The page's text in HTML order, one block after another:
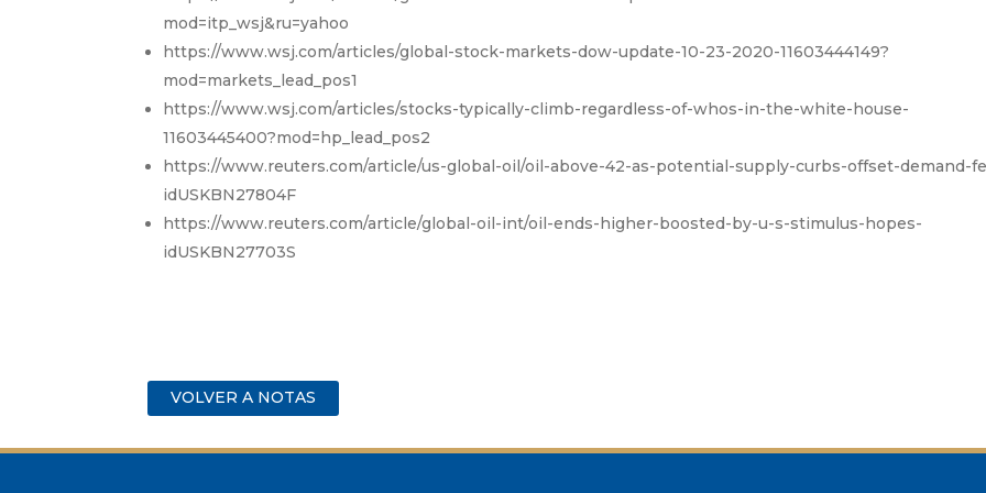
mod=itp_wsj&ru=yahoo
https://www.wsj.com/articles/global-stock-markets-dow-update-10-23-2020-11603444149?
mod=markets_lead_pos1
https://www.wsj.com/articles/stocks-typically-climb-regardless-of-whos-in-the-white-house-
11603445400?mod=hp_lead_pos2
https://www.reuters.com/article/us-global-oil/oil-above-42-as-potential-supply-curbs-offset-demand-
idUSKBN27804F
https://www.reuters.com/article/global-oil-int/oil-ends-higher-boosted-by-u-s-stimulus-hopes-
idUSKBN27703S
VOLVER A NOTAS